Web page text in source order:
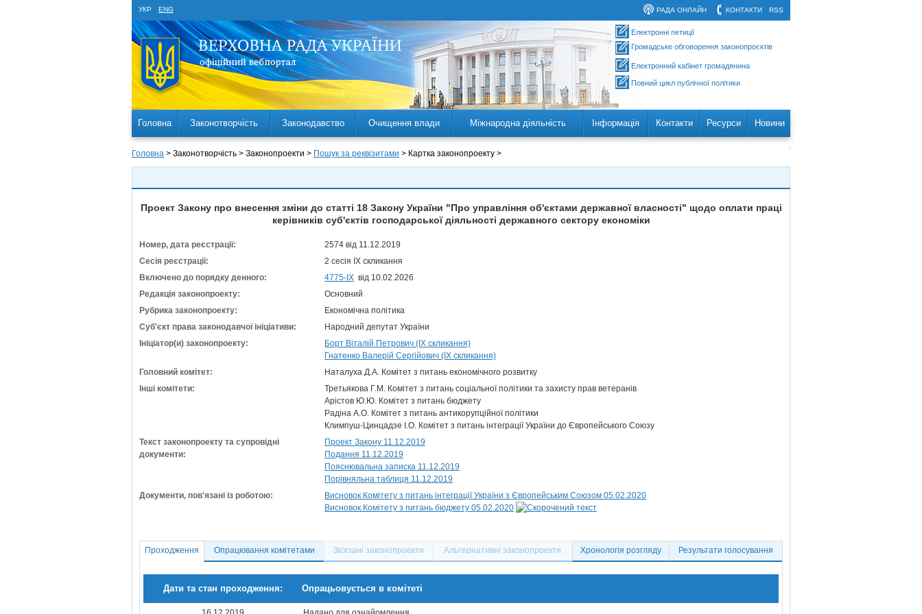
УКР ENG RSS
КОНТАКТИ
РАДА ОНЛАЙН
Електронні петиції
Громадське обговорення законопроєктів
Електронний кабінет громадянина
Повний цикл публічної політики
Головна Законотворчість Законодавство Очищення влади Міжнародна діяльність Інформація Контакти Ресурси Новини
Головна > Законотворчість > Законопроекти > Пошук за реквізитами > Картка законопроекту >
Проект Закону про внесення зміни до статті 18 Закону України "Про управління об'єктами державної власності" щодо оплати праці
керівників суб'єктів господарської діяльності державного сектору економіки
Номер, дата реєстрації:
2574 від 11.12.2019
Сесія реєстрації:
2 сесія IX скликання
Включено до порядку денного:
4775-IX від 10.02.2026
Редакція законопроекту:
Основний
Рубрика законопроекту:
Економічна політика
Суб'єкт права законодавчої ініціативи:
Народний депутат України
Ініціатор(и) законопроекту:
Борт Віталій Петрович (IX скликання)
Гнатенко Валерій Сергійович (IX скликання)
Головний комітет:
Наталуха Д.А. Комітет з питань економічного розвитку
Інші комітети:
Третьякова Г.М. Комітет з питань соціальної політики та захисту прав ветеранів
Арістов Ю.Ю. Комітет з питань бюджету
Радіна А.О. Комітет з питань антикорупційної політики
Климпуш-Цинцадзе І.О. Комітет з питань інтеграції України до Європейського Союзу
Текст законопроекту та супровідні
документи:
Проект Закону 11.12.2019
Подання 11.12.2019
Пояснювальна записка 11.12.2019
Порівняльна таблиця 11.12.2019
Документи, пов'язані із роботою:
Висновок Комітету з питань інтеграції України з Європейським Союзом 05.02.2020
Висновок Комітету з питань бюджету 05.02.2020
Проходження Опрацювання комітетами Зв'язані законопроекти Альтернативні законопроекти Хронологія розгляду Результати голосування
Дати та стан проходження: Опрацьовується в комітеті